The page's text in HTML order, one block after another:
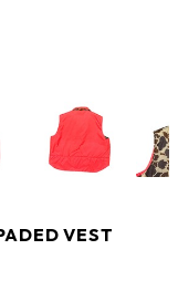
VEST